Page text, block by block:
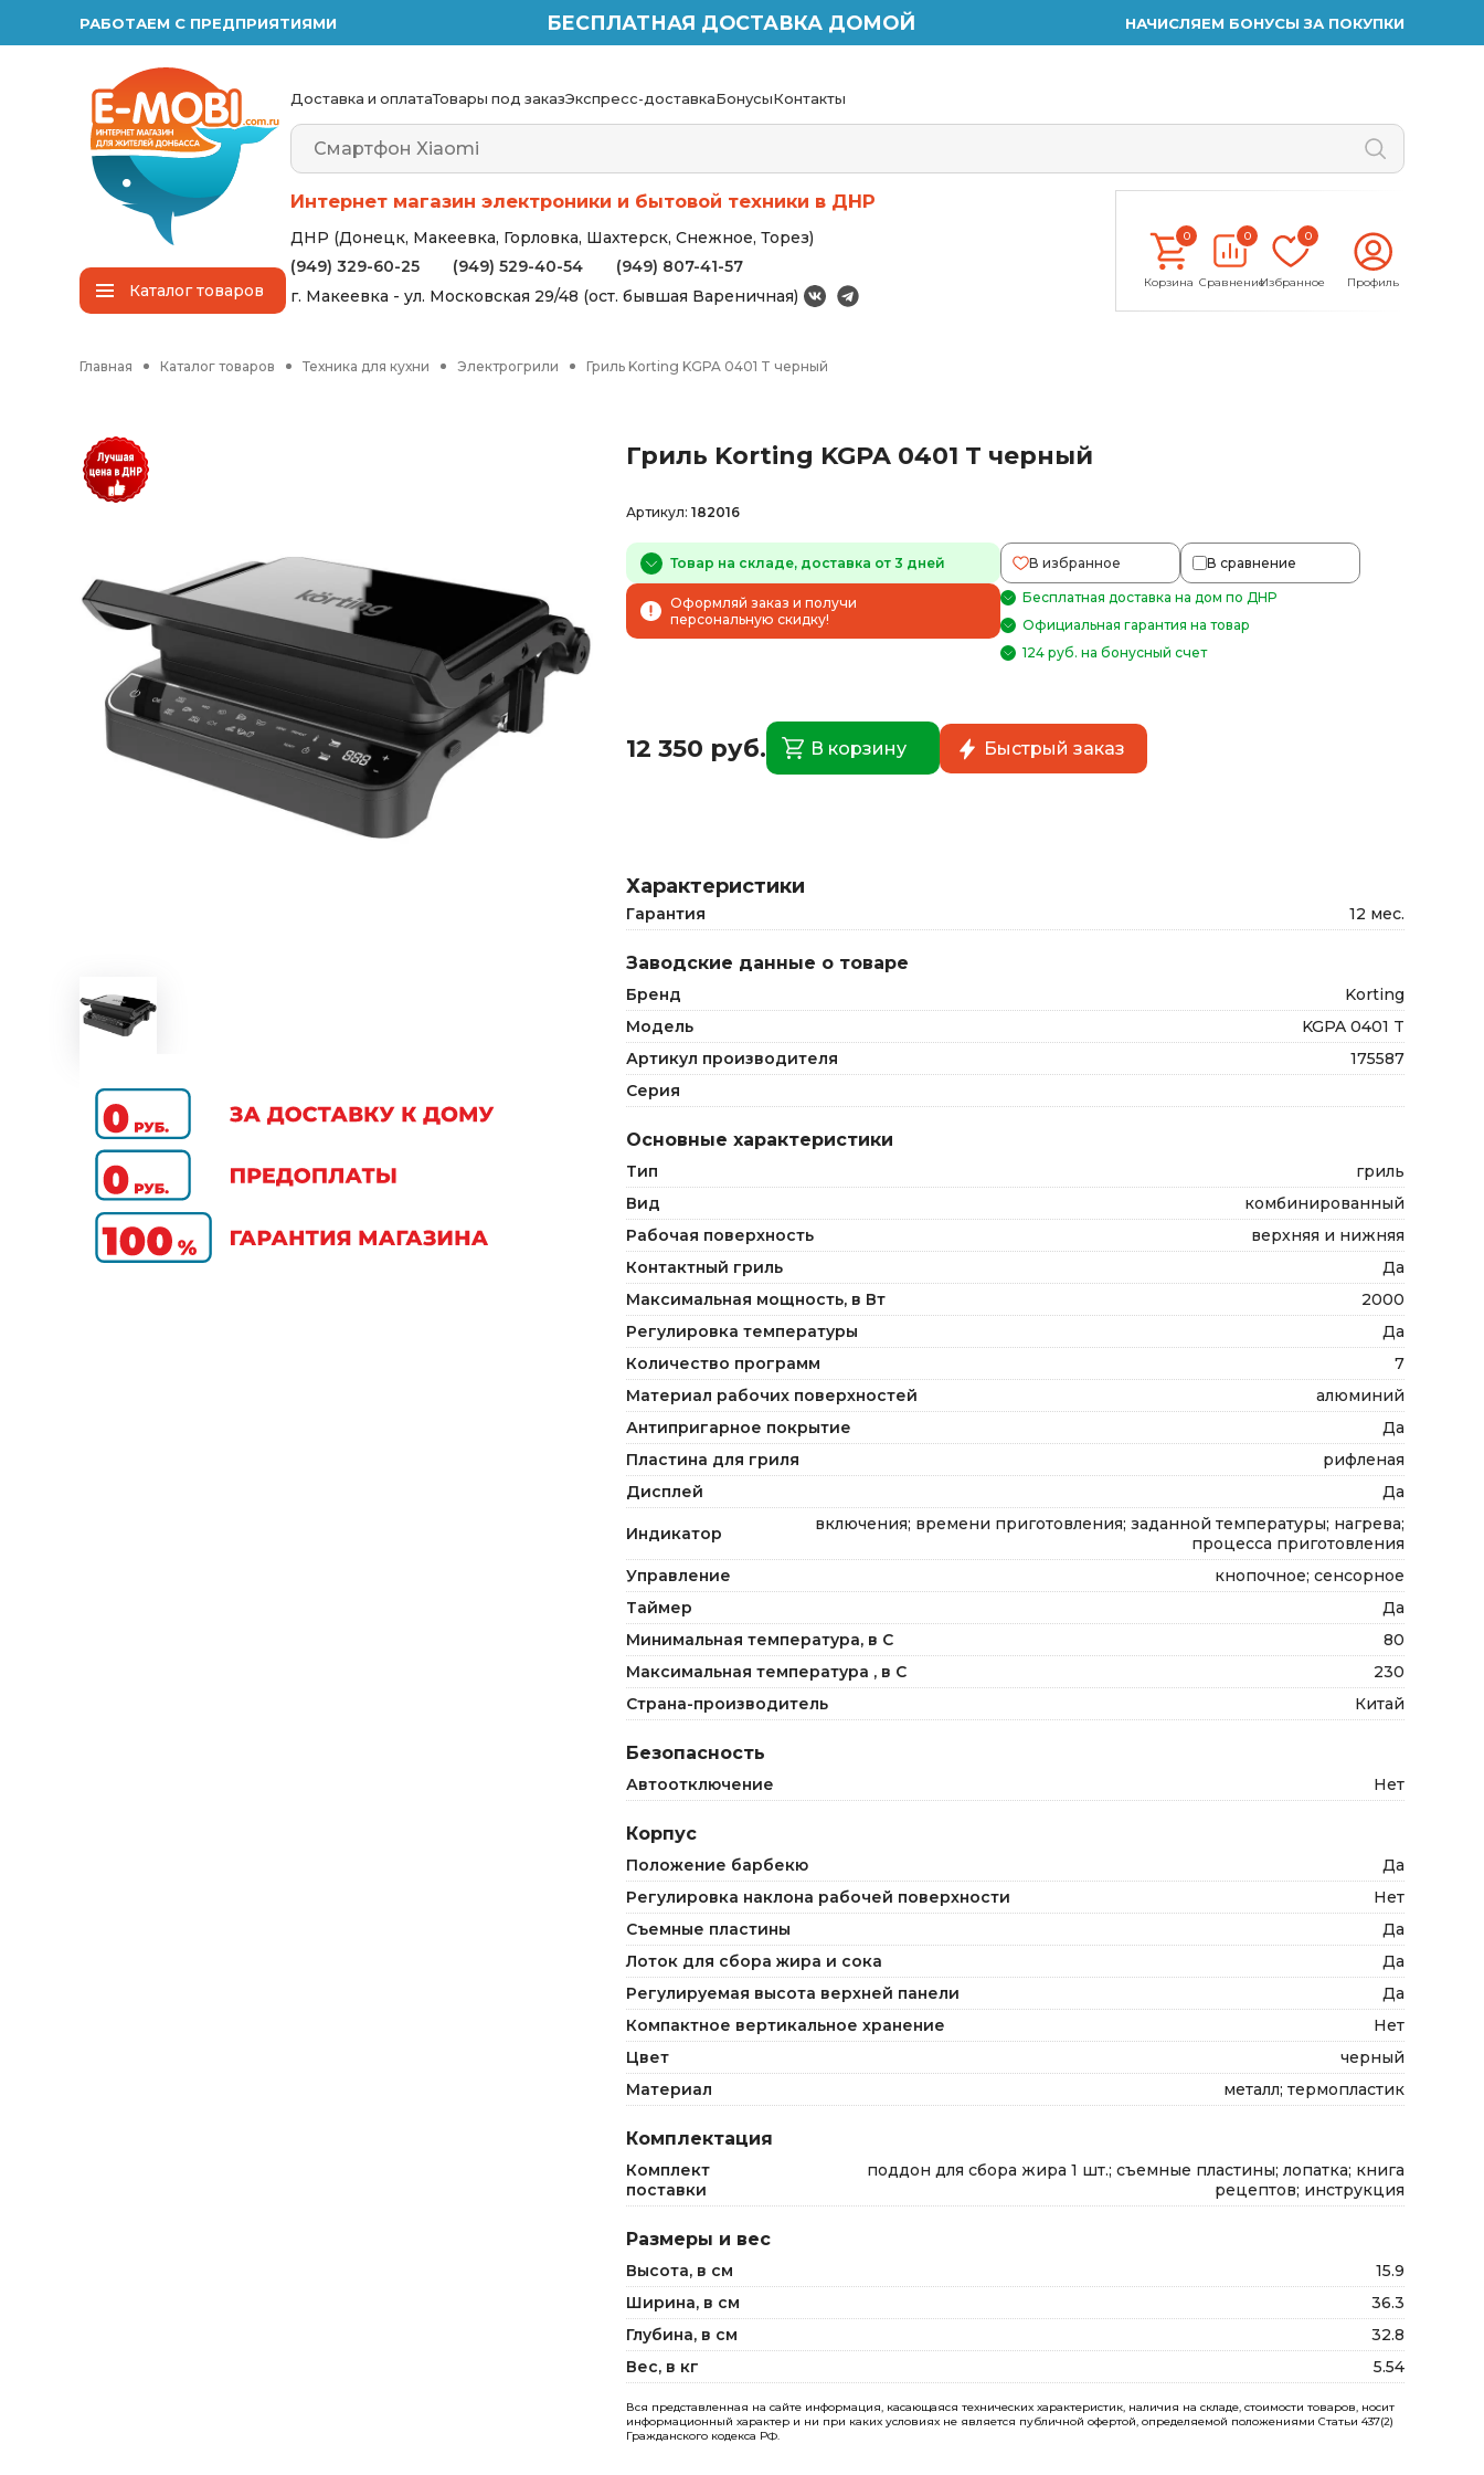
РАБОТАЕМ С ПРЕДПРИЯТИЯМИ БЕСПЛАТНАЯ ДОСТАВКА ДОМОЙ НАЧИСЛЯЕМ БОНУСЫ ЗА ПОКУПКИ
Каталогтоваров
Доставка и оплатаТовары под заказЭкспресс-доставкаБонусыКонтакты
Интернет магазин электроники и бытовой техники в ДНР
ДНР (Донецк, Макеевка, Горловка, Шахтерск, Снежное, Торез)
(949) 329-60-25
(949) 529-40-54
(949) 807-41-57
г. Макеевка - ул. Московская 29/48 (ост. бывшая Вареничная)
0
Корзина
0
Сравнение
0
Избранное Профиль
Главная Каталог товаров Техника для кухни Электрогрили Гриль Korting KGPA 0401 T черный
Гриль Korting KGPA 0401 T черный
Артикул: 182016
Товар на складе, доставка от 3 дней В избранное В сравнение
Оформляй заказ и получи
персональную скидку!
Бесплатная доставка на дом по ДНР
Официальная гарантия на товар
124 руб. на бонусный счет
12 350 руб. В корзину Быстрый заказ
Характеристики
Гарантия 12 мес.
Заводские данные о товаре
Бренд
Korting
Модель
KGPA 0401 T
Артикул производителя
175587
Серия
Основные характеристики
Тип
гриль
Вид
комбинированный
Рабочая поверхность
верхняя и нижняя
Контактный гриль
Да
Максимальная мощность, в Вт
2000
Регулировка температуры
Да
Количество программ
7
Материал рабочих поверхностей
алюминий
Антипригарное покрытие
Да
Пластина для гриля
рифленая
Дисплей
Да
Индикатор
включения; времени приготовления; заданной температуры; нагрева;
процесса приготовления
Управление
кнопочное; сенсорное
Таймер
Да
Минимальная температура, в С
80
Максимальная температура , в С
230
Страна-производитель
Китай
Безопасность
Автоотключение Нет
Корпус
Положение барбекю
Да
Регулировка наклона рабочей поверхности
Нет
Съемные пластины
Да
Лоток для сбора жира и сока
Да
Регулируемая высота верхней панели
Да
Компактное вертикальное хранение
Нет
Цвет
черный
Материал
металл; термопластик
Комплектация
Комплект
поставки
поддон для сбора жира 1 шт.; съемные пластины; лопатка; книга
рецептов; инструкция
Размеры и вес
Высота, в см
15.9
Ширина, в см
36.3
Глубина, в см
32.8
Вес, в кг
5.54
Вся представленная на сайте информация, касающаяся технических характеристик, наличия на складе, стоимости товаров, носит
информационный характер и ни при каких условиях не является публичной офертой, определяемой положениями Статьи 437(2)
Гражданского кодекса РФ.